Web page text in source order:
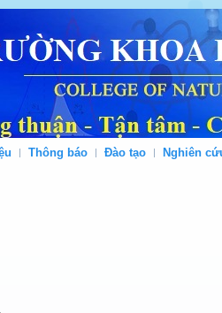
Thông báo Đào tạo Nghiên